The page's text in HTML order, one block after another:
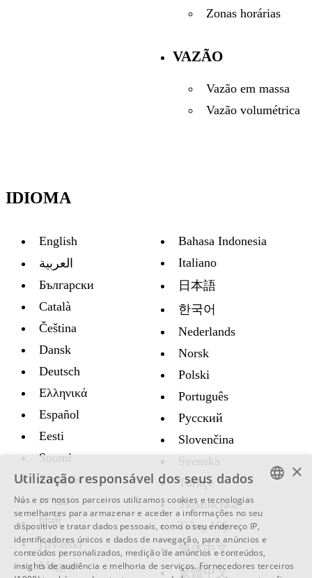
Zonas horárias
VAZÃO
Vazão em massa
Vazão volumétrica
IDIOMA
English
العربية
Български
Català
Čeština
Dansk
Deutsch
Ελληνικά
Español
Eesti
Suomi
Français
עברית
हिन्दी
Hrvatski
Magyar
Bahasa Indonesia
Italiano
日本語
한국어
Nederlands
Norsk
Polski
Português
Русский
Slovenčina
Svenska
Türkçe
Украïнська
Tiếng Việt
简体中文
繁體中文
SWEDISH
SPANISH
×
Utilização responsável dos seus dados
Nós e os nossos parceiros utilizamos cookies e tecnologias
semelhantes para armazenar e aceder a informações no seu
dispositivo e tratar dados pessoais, como o seu endereço IP,
identificadores únicos e dados de navegação, para anúncios e
conteúdos personalizados, medição de anúncios e conteúdos,
insights de audiência e melhoria de serviços. Fornecedores terceiros